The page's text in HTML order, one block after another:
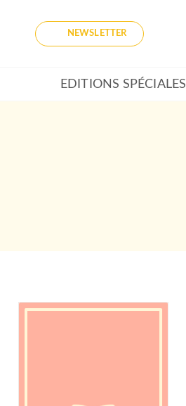
NEWSLETTER
EDITIONS SPÉCIALES